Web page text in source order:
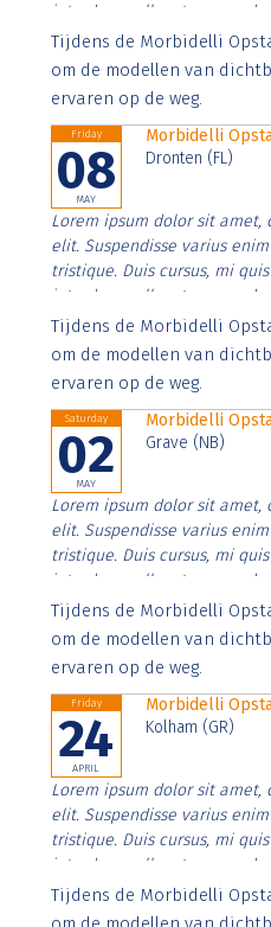
interdum nulla, ut
Aenean faucibus nibh et
imperdiet. Nunc ut sem
Tijdens de Morbidelli
om de modellen van
ervaren op de weg.
Friday
08
MAY
Morbidelli
Dronten (FL)
Lorem ipsum dolor sit amet,
elit. Suspendisse varius
tristique. Duis cursus, mi
interdum nulla, ut
Aenean faucibus nibh et
imperdiet. Nunc ut sem
Tijdens de Morbidelli
om de modellen van
ervaren op de weg.
Saturday
02
MAY
Morbidelli
Grave (NB)
Lorem ipsum dolor sit amet,
elit. Suspendisse varius
tristique. Duis cursus, mi
interdum nulla, ut
Aenean faucibus nibh et
imperdiet. Nunc ut sem
Tijdens de Morbidelli
om de modellen van
ervaren op de weg.
Friday
24
APRIL
Morbidelli
Kolham (GR)
Lorem ipsum dolor sit amet,
elit. Suspendisse varius
tristique. Duis cursus, mi
interdum nulla, ut
Aenean faucibus nibh et
imperdiet. Nunc ut sem
Tijdens de Morbidelli